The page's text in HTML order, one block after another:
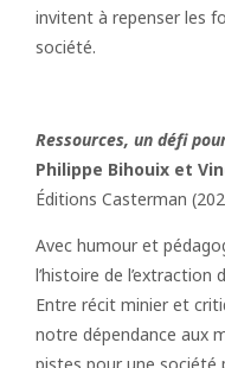
invitent à repenser les
société.
Ressources, un défi
Philippe Bihouix et
Éditions Casterman
Avec humour et
l’histoire de l’extraction
Entre récit minier et
notre dépendance aux
pistes pour une société